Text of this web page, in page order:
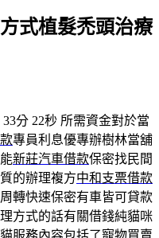
式植髮禿頭治療
分 22秒 所需資金對於當
專員利息優專辦樹林當舖
新莊汽車借款保密找民間
的辦理複方中和支票借款
轉快速保密有車皆可貸款
方式的話有關借錢純貓咪
服務內容包括了寵物買賣